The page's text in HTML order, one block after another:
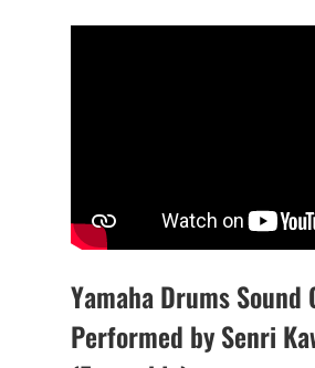
Yamaha Drums
Performed by Senri